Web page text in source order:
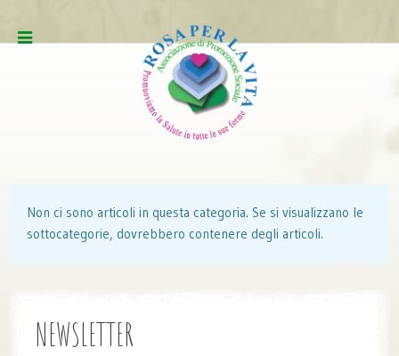
Non ci sono articoli in questa categoria. Se si visualizzano le
sottocategorie, dovrebbero contenere degli articoli.
NEWSLETTER